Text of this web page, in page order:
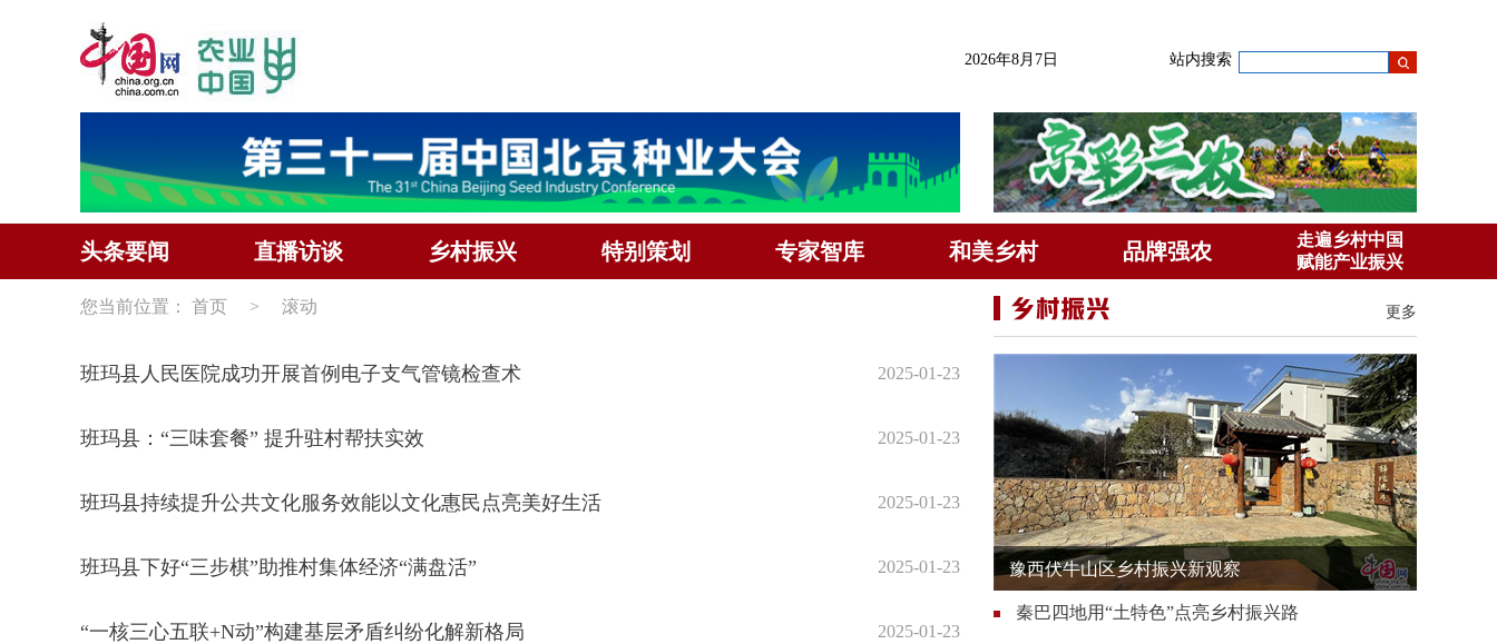
站内搜索
2026年8月7日
头条要闻 直播访谈 乡村振兴 特别策划 专家智库 和美乡村 品牌强农
走遍乡村中国
赋能产业振兴
您当前位置： 首页 > 滚动
班玛县人民医院成功开展首例电子支气管镜检查术 2025-01-23
班玛县：“三味套餐” 提升驻村帮扶实效 2025-01-23
班玛县持续提升公共文化服务效能以文化惠民点亮美好生活 2025-01-23
班玛县下好“三步棋”助推村集体经济“满盘活” 2025-01-23
“一核三心五联+N动”构建基层矛盾纠纷化解新格局 2025-01-23
更多
豫西伏牛山区乡村振兴新观察
秦巴四地用“土特色”点亮乡村振兴路